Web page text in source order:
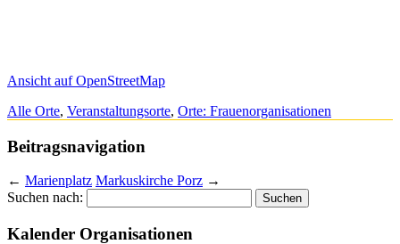
Ansicht auf OpenStreetMap
Alle Orte, Veranstaltungsorte, Orte: Frauenorganisationen
Beitragsnavigation
← Marienplatz Markuskirche Porz →
Suchen nach:
Kalender Organisationen